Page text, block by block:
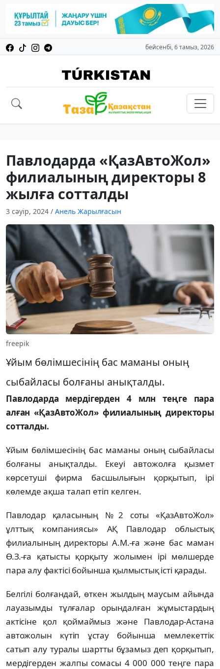
бейсенбі, 6 тамыз, 2026
Павлодарда «ҚазАвтоЖол»
филиалының директоры 8
жылға сотталды
3 сәуір, 2024 / Анель Жарылғасын
freepik
Ұйым бөлімшесінің бас маманы оның
сыбайласы болғаны анықталды.
Павлодарда мердігерден 4 млн теңге пара
алған «ҚазАвтоЖол» филиалының директоры
сотталды.
Ұйым бөлімшесінің бас маманы оның сыбайласы
болғаны анықталды. Екеуі автожолға қызмет
көрсетуші фирма басшылығын қорқытып, ірі
көлемде ақша талап етіп келген.
Павлодар қаласының №2 соты «ҚазАвтоЖол»
ұлттық компаниясы» АҚ Павлодар облыстық
филиалының директоры А.М.-ға және бас маман
Ө.З.-ға қатысты қорқыту жолымен ірі мөлшерде
пара алу фактісі бойынша қылмыстық істі қарады.
Белгілі болғандай, өткен жылдың маусым айында
лауазымды тұлғалар орындалған жұмыстардың
актісіне қол қоймаймыз және Павлодар-Астана
автожолын күтіп ұстау бойынша мемлекеттік
сатып алу туралы шартты бұзамыз деп қорқытып,
мердігерден жалпы сомасы 4 000 000 теңге пара